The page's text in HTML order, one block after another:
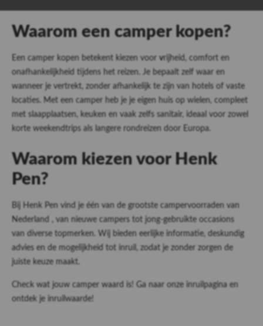
Waarom een camper kopen?
Een camper kopen betekent kiezen voorvrijheid, comfort en
onafhankelijkheid tijdens het reizen. Je bepaalt zelf waar en
wanneer je vertrekt, zonder afhankelijk te zijn van hotels of vaste
locaties. Met een camper heb je je eigen huis op wielen, compleet
met slaapplaatsen, keuken en vaak zelfs sanitair, ideaal voor zowel
korte weekendtrips als langere rondreizen door Europa.
Waarom kiezen voor Henk
Pen?
Bij Henk Pen vind je één van de grootste campervoorraden van
Nederland , van nieuwe campers tot jong-gebruikte occasions
van diverse topmerken. Wij bieden eerlijke informatie, deskundig
advies en de mogelijkheid tot inruil, zodat je zonder zorgen de
juiste keuze maakt.
Check wat jouw camper waard is! Ga naar onze inruilpaginaen
ontdek je inruilwaarde!